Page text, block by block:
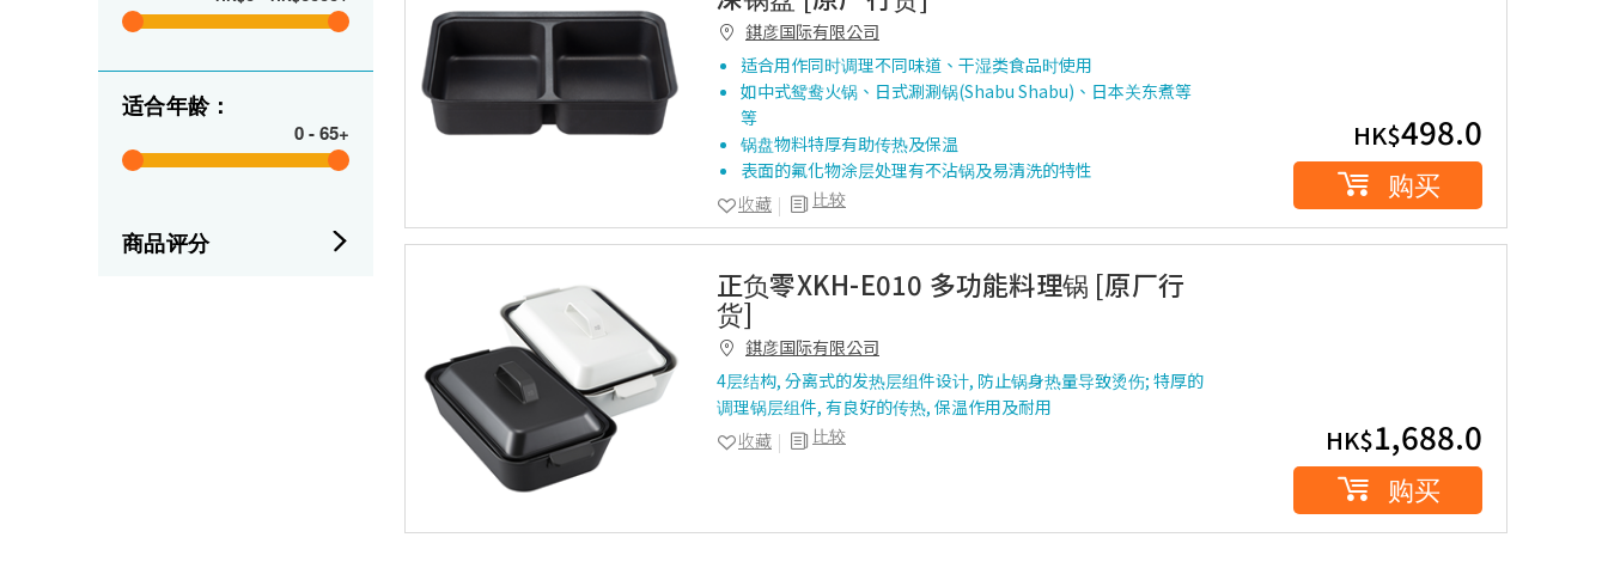
适合年龄：
0-65+
商品评分
錤彦国际有限公司
适合用作同时调理不同味道、干湿类食品时使用
如中式鸳鸯火锅、日式涮涮锅(Shabu Shabu)、日本关东煮等
等
锅盘物料特厚有助传热及保温
表面的氟化物涂层处理有不沾锅及易清洗的特性
比较
收藏
HK$498.0
购买
正负零XKH-E010 多功能料理锅 [原厂行
货]
錤彦国际有限公司
4层结构, 分离式的发热层组件设计, 防止锅身热量导致烫伤; 特厚的
调理锅层组件, 有良好的传热, 保温作用及耐用
比较
收藏 HK$1,688.0
购买